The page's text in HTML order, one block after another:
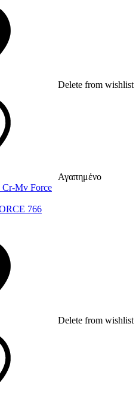
Delete from wishlist
Αγαπημένο
Cr-Mv Force
Delete from wishlist